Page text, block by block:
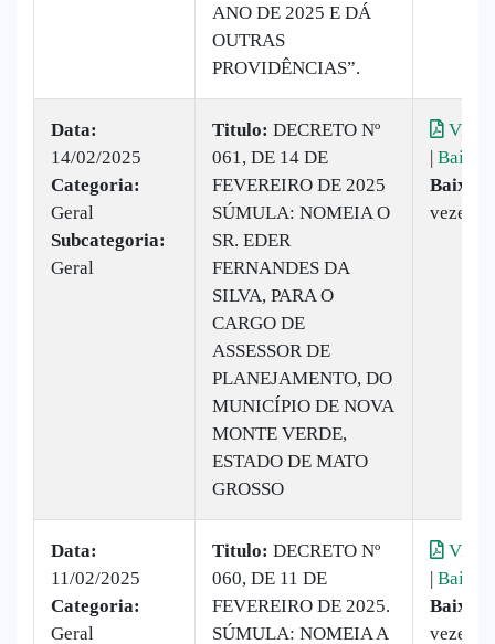
ANO DE 2025 E DÁ
OUTRAS
PROVIDÊNCIAS”.
Data:
14/02/2025
Categoria:
Geral
Subcategoria:
Geral
Titulo: DECRETO Nº
061, DE 14 DE
FEVEREIRO DE 2025
SÚMULA: NOMEIA O
SR. EDER
FERNANDES DA
SILVA, PARA O
CARGO DE
ASSESSOR DE
PLANEJAMENTO, DO
MUNICÍPIO DE NOVA
MONTE VERDE,
ESTADO DE MATO
GROSSO
| Baixar
vezes
Data:
11/02/2025
Categoria:
Geral
Titulo: DECRETO Nº
060, DE 11 DE
FEVEREIRO DE 2025.
SÚMULA: NOMEIA A
| Baixar
vezes